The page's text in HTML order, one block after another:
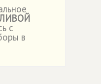
с
в